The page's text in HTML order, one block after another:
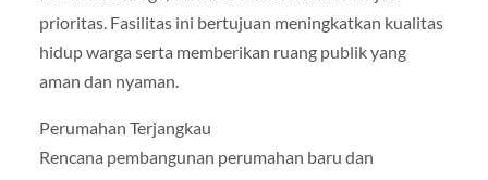
prioritas. Fasilitas ini bertujuan meningkatkan kualitas
hidup warga serta memberikan ruang publik yang
aman dan nyaman.
Perumahan Terjangkau
Rencana pembangunan perumahan baru dan